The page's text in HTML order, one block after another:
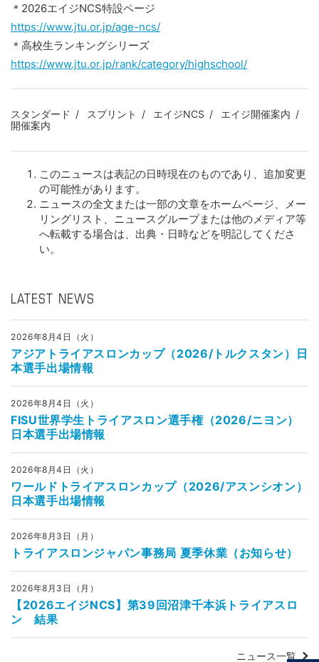
＊2026エイジNCS特設ページ
https://www.jtu.or.jp/age-ncs/
＊高校生ランキングシリーズ
https://www.jtu.or.jp/rank/category/highschool/
スタンダード スプリント エイジNCS
エイジ開催案内
開催案内
このニュースは表記の日時現在のものであり、追加変更
の可能性があります。
ニュースの全文または一部の文章をホームページ、メー
リングリスト、ニュースグループまたは他のメディア等
へ転載する場合は、出典・日時などを明記してくださ
い。
LATEST NEWS
2026年8月4日（火）
アジアトライアスロンカップ（2026/トルクスタン）日
本選手出場情報
2026年8月4日（火）
FISU世界学生トライアスロン選手権（2026/ニヨン）
日本選手出場情報
2026年8月4日（火）
ワールドトライアスロンカップ（2026/アスンシオン）
日本選手出場情報
2026年8月3日（月）
トライアスロンジャパン事務局 夏季休業（お知らせ）
2026年8月3日（月）
【2026エイジNCS】第39回沼津千本浜トライアスロ
ン 結果
ニュース一覧